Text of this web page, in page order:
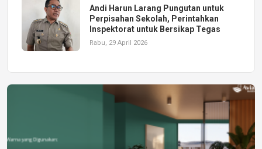
Andi Harun Larang Pungutan untuk
Perpisahan Sekolah, Perintahkan
Inspektorat untuk Bersikap Tegas
Rabu, 29 April 2026